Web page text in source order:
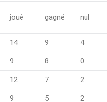
joué gagné nul
14 9 4
9 8 0
12 7 2
9 5 2